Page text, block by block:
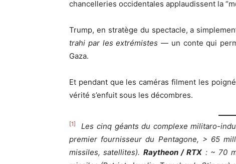
chancelleries occidentales applaudissent la
Trump, en stratège du spectacle, a
trahi par les extrémistes — un conte qui
Gaza.
Et pendant que les caméras filment les
vérité s’enfuit sous les décombres.
[1] Les cinq géants du complexe militaro-
premier fournisseur du Pentagone, > 65
missiles, satellites). Raytheon / RTX : ~ 70